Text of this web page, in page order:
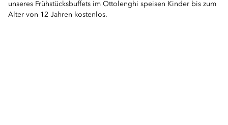
unseres Frühstücksbuffets im Ottolenghi speisen Kinder bis zum
Alter von 12 Jahren kostenlos.